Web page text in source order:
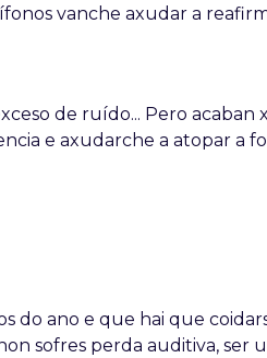
vanche axudar a
de ruído... Pero acaban
e axudarche a atopar a
do ano e que hai que
sofres perda auditiva, ser